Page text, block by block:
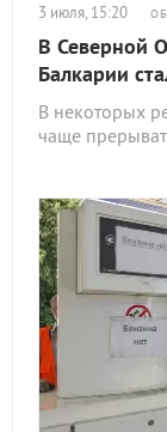
3 июля, 15:20
В Северной
Балкарии
В некоторых
чаще